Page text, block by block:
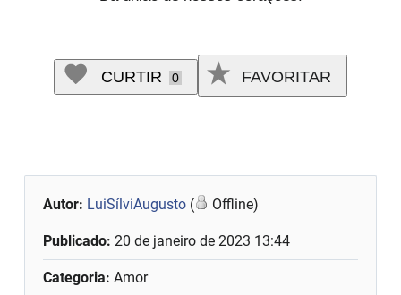
CURTIR 0 FAVORITAR
Autor: LuiSílviAugusto ( Offline)
Publicado:20 de janeiro de 2023 13:44
Categoria: Amor